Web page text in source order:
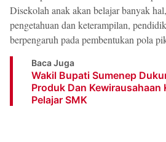
Disekolah anak akan belajar banyak
pengetahuan dan keterampilan,
berpengaruh pada pembentukan pola
Baca Juga
Wakil Bupati Sumenep
Produk Dan Kewirausahaan
Pelajar SMK